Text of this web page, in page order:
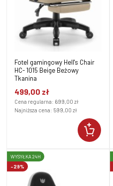
Fotel gamingowy Hell's Chair
HC- 1015 Beige Beżowy
Tkanina
499,00 zł
Cena regularna: 699,00 zł
Najniższa cena: 599,00 zł
-29%
WYSYŁKA 24H